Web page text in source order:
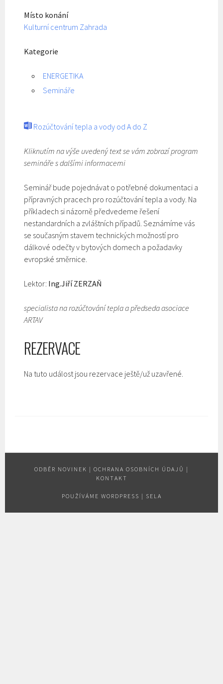
Místo konání
Kulturní centrum Zahrada
Kategorie
ENERGETIKA
Semináře
Rozúčtování tepla a vody od A do Z
Kliknutím na výše uvedený text se vám zobrazí program
semináře s dalšími informacemi
Seminář bude pojednávat o potřebné dokumentaci a
přípravných pracech pro rozúčtování tepla a vody. Na
příkladech si názorně předvedeme řešení
nestandardních a zvláštních případů. Seznámíme vás
se současným stavem technických možností pro
dálkové odečty v bytových domech a požadavky
evropské směrnice.
Lektor: Ing.Jiří ZERZAŇ
specialista na rozúčtování tepla a předseda asociace
ARTAV
REZERVACE
Na tuto událost jsou rezervace ještě/už uzavřené.
ODBĚR NOVINEK | OCHRANA OSOBNÍCH ÚDAJŮ |
KONTAKT
POUŽÍVÁME WORDPRESS | SELA